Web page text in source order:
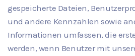
gespeicherte Dateien,
und andere Kennzahlen sowie
Informationen umfassen, die
werden, wenn Benutzer mit